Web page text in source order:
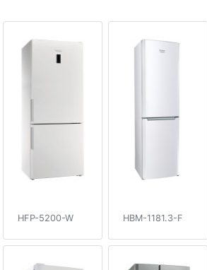
HFP-5200-W HBM-1181.3-F